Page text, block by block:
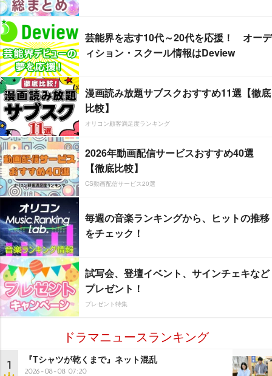
芸能界を志す10代～20代を応援！ オーデ
ィション・スクール情報はDeview
漫画読み放題サブスクおすすめ11選【徹底
比較】
オリコン顧客満足度ランキング
2026年動画配信サービスおすすめ40選
【徹底比較】
CS動画配信サービス20選
毎週の音楽ランキングから、ヒットの推移
をチェック！
試写会、登壇イベント、サインチェキなど
プレゼント！
プレゼント特集
ドラマニュースランキング
1 『Tシャツが乾くまで』ネット混乱
2026-08-08 07:20